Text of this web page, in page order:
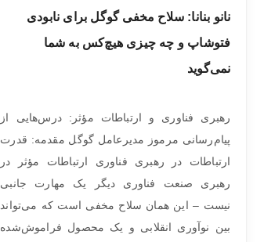
نانو بنانا: سلاح مخفی گوگل برای نابودی
فتوشاپ و چه چیزی هیچ‌کس به شما
نمی‌گوید
رهبری فناوری و ارتباطات مؤثر: درس‌هایی از
پیام‌رسانی مرموز مدیرعامل گوگل مقدمه: قدرت
ارتباطات در رهبری فناوری ارتباطات مؤثر در
رهبری صنعت فناوری دیگر یک مهارت جانبی
نیست – این همان سلاح مخفی است که می‌تواند
بین نوآوری انقلابی و یک محصول فراموش‌شده